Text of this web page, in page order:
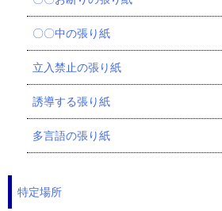
〇〇中の張り紙
立入禁止の張り紙
誘導する張り紙
多言語の張り紙
特定場所